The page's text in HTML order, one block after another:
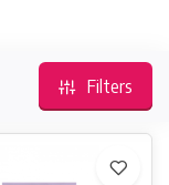
Filters